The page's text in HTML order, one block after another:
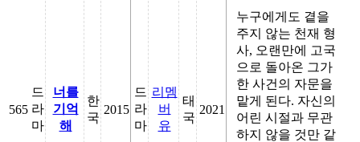
565
드
라
마
너를
기억
해
한
국
2015
드
라
마
리멤
버
유
태
국
2021
누구에게도 곁을
주지 않는 천재 형
사, 오랜만에 고국
으로 돌아온 그가
한 사건의 자문을
맡게 된다. 자신의
어린 시절과 무관
하지 않을 것만 같